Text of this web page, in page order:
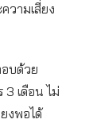
วามเสี่ยง
บด้วย
เดือน ไม่
งพอได้